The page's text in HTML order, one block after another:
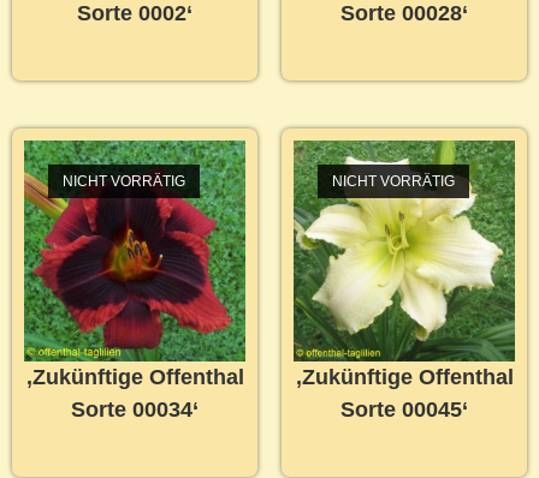
Sorte 0002‘
Sorte 00028‘
NICHT VORRÄTIG
‚Zukünftige Offenthal
Sorte 00034‘
NICHT VORRÄTIG
‚Zukünftige Offenthal
Sorte 00045‘